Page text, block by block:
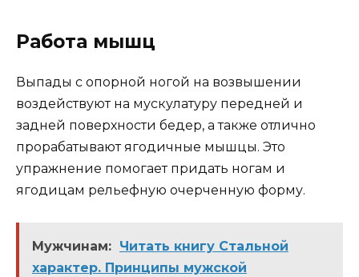
Работа мышц
Выпады с опорной ногой на возвышении
воздействуют на мускулатуру передней и
задней поверхности бедер, а также отлично
прорабатывают ягодичные мышцы. Это
упражнение помогает придать ногам и
ягодицам рельефную очерченную форму.
Мужчинам: Читать книгу Стальной
характер. Принципы мужской